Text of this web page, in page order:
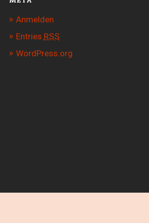
Anmelden
Entries RSS
WordPress.org